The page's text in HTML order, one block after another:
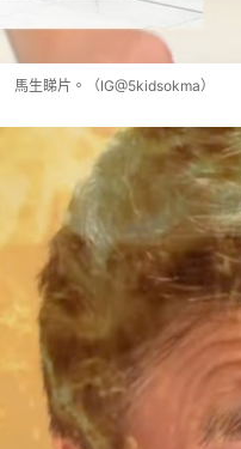
馬生睇片。（IG@5kidsokma）